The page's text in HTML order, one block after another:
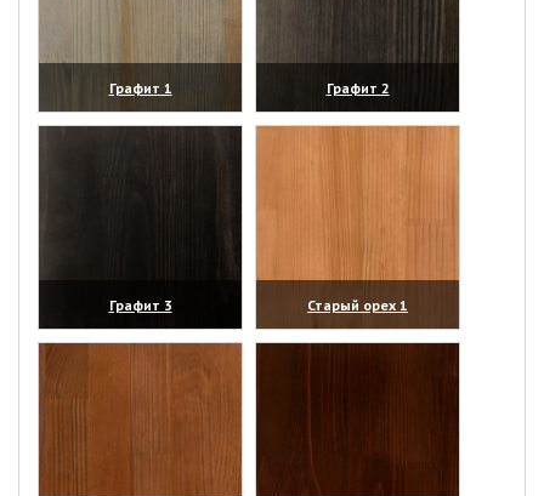
Графит 1
(увеличить)
Графит 2
(увеличить)
Графит 3
(увеличить)
Старый орех 1
(увеличить)